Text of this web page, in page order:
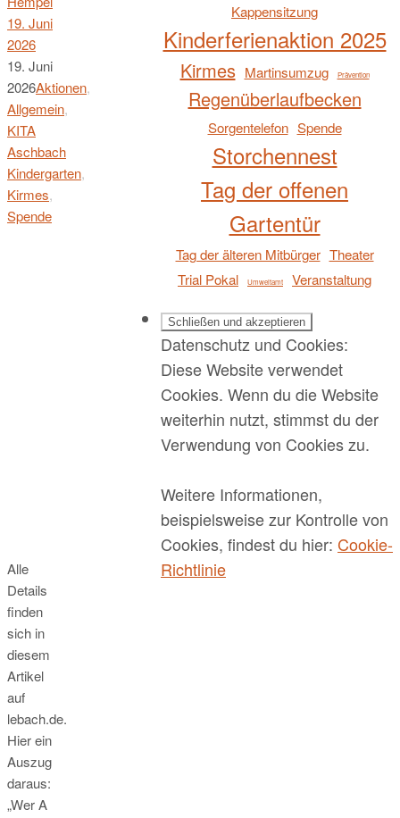
19. Juni
2026
19. Juni
2026Aktionen,
Allgemein,
KITA
Aschbach
Kindergarten,
Kirmes,
Spende
Alle
Details
finden
sich in
diesem
Artikel
auf
lebach.de.
Hier ein
Auszug
daraus:
„Wer A
Kappensitzung
Kinderferienaktion 2025
Kirmes Martinsumzug Prävention
Regenüberlaufbecken
Sorgentelefon Spende
Storchennest
Tag der offenen
Gartentür
Tag der älteren Mitbürger Theater
Trial Pokal
Umweltamt Veranstaltung
Datenschutz und Cookies:
Diese Website verwendet
Cookies. Wenn du die Website
weiterhin nutzt, stimmst du der
Verwendung von Cookies zu.
Weitere Informationen,
beispielsweise zur Kontrolle von
Cookies, findest du hier: Cookie-
Richtlinie